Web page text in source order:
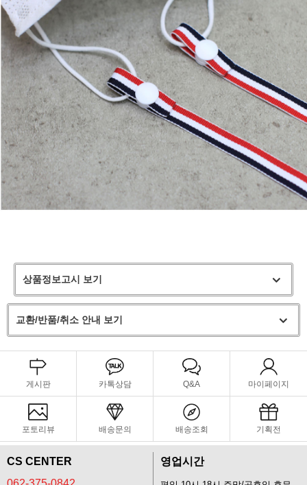
상품정보고시 보기
교환/반품/취소 안내 보기
게시판 카톡상담 Q&A 마이페이지
포토리뷰 배송문의 배송조회 기획전
CS CENTER
영업시간